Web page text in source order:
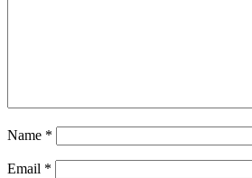
Name *
Email *